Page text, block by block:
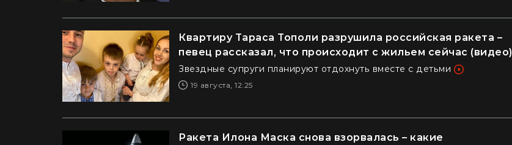
Квартиру Тараса Тополи разрушила российская ракета –
певец рассказал, что происходит с жильем сейчас (видео)
Звездные супруги планируют отдохнуть вместе с детьми
19 августа, 12:25
Ракета Илона Маска снова взорвалась – какие